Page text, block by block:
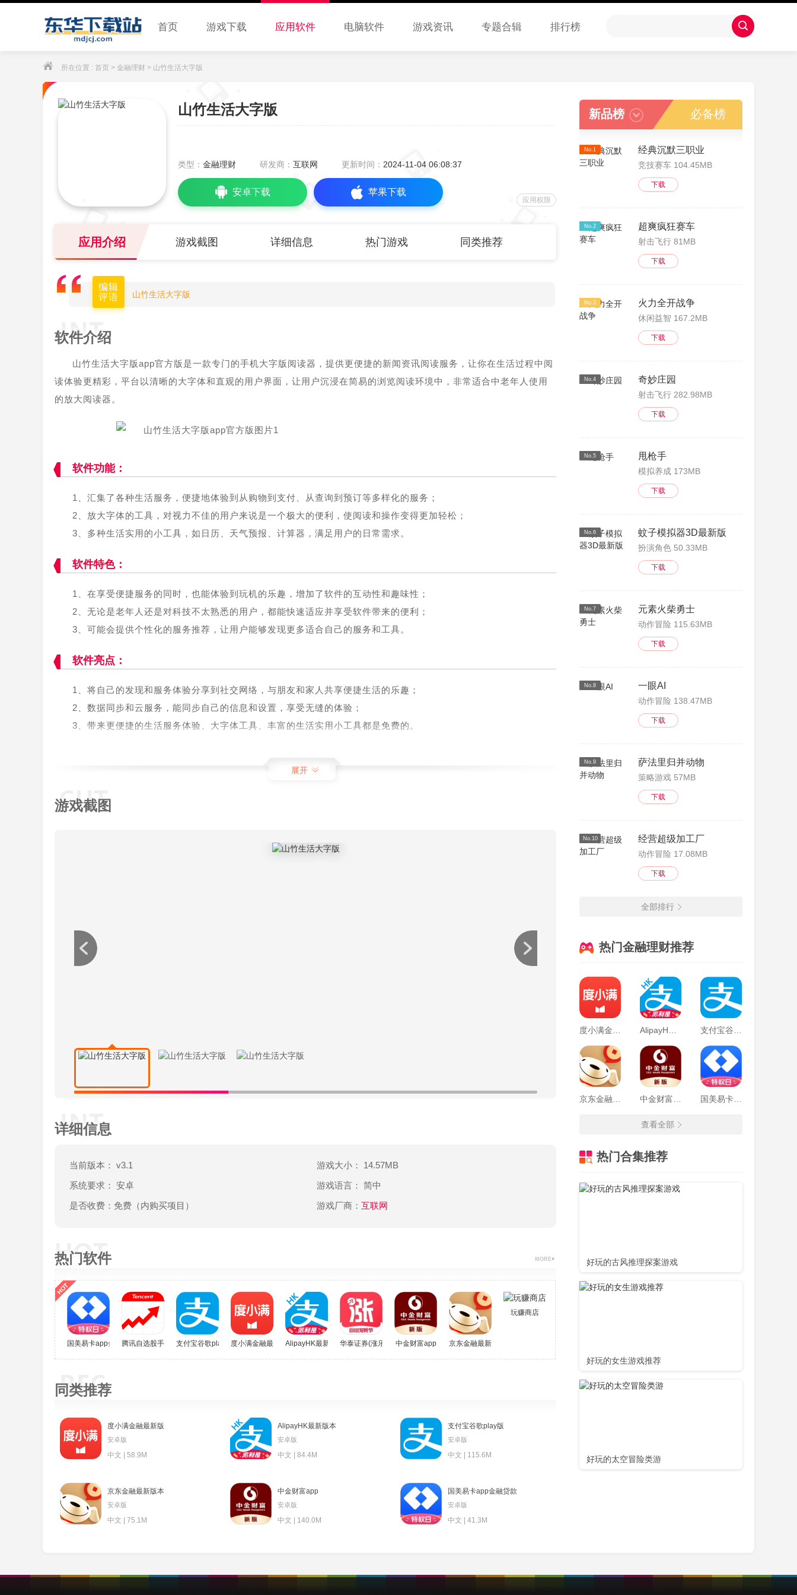
首页 游戏下载 应用软件 电脑软件 游戏资讯 专题合辑 排行榜
所在位置 : 首页 > 金融理财 > 山竹生活大字版
山竹生活大字版
类型： 金融理财 研发商： 互联网 更新时间： 2024-11-04 06:08:37
安卓下载 苹果下载
应用权限
应用介绍 游戏截图 详细信息 热门游戏 同类推荐
编辑
评语
山竹生活大字版
软件介绍
山竹生活大字版app官方版是一款专门的手机大字版阅读器，提供更便捷的新闻资讯阅读服务，让你在生活过程中阅
读体验更精彩，平台以清晰的大字体和直观的用户界面，让用户沉浸在简易的浏览阅读环境中，非常适合中老年人使用
的放大阅读器。
软件功能：
1、汇集了各种生活服务，便捷地体验到从购物到支付、从查询到预订等多样化的服务；
2、放大字体的工具，对视力不佳的用户来说是一个极大的便利，使阅读和操作变得更加轻松；
3、多种生活实用的小工具，如日历、天气预报、计算器，满足用户的日常需求。
软件特色：
1、在享受便捷服务的同时，也能体验到玩机的乐趣，增加了软件的互动性和趣味性；
2、无论是老年人还是对科技不太熟悉的用户，都能快速适应并享受软件带来的便利；
3、可能会提供个性化的服务推荐，让用户能够发现更多适合自己的服务和工具。
软件亮点：
1、将自己的发现和服务体验分享到社交网络，与朋友和家人共享便捷生活的乐趣；
2、数据同步和云服务，能同步自己的信息和设置，享受无缝的体验；
3、带来更便捷的生活服务体验、大字体工具、丰富的生活实用小工具都是免费的。
2、有更多的最新资讯内容都能放大查看，让每一次浏览使用都很便利；
展开
游戏截图
详细信息
当前版本： v3.1
游戏大小： 14.57MB
系统要求： 安卓
游戏语言： 简中
是否收费：免费（内购买项目）
游戏厂商： 互联网
热门软件 MORE+
国美易卡app金融贷款腾讯自选股手机版支付宝谷歌play版度小满金融最新版AlipayHK最新版本华泰证券(涨乐财富通)中金财富app 京东金融最新版本
玩赚商店
同类推荐
度小满金融最新版
安卓版
中文 | 58.9M
AlipayHK最新版本
安卓版
中文 | 84.4M
支付宝谷歌play版
安卓版
中文 | 115.6M
京东金融最新版本
安卓版
中文 | 75.1M
中金财富app
安卓版
中文 | 140.0M
国美易卡app金融贷款
安卓版
中文 | 41.3M
新品榜 必备榜
No.1 经典沉默三职业
竞技赛车 104.45MB
下载
No.2 超爽疯狂赛车
射击飞行 81MB
下载
No.3 火力全开战争
休闲益智 167.2MB
下载
No.4 奇妙庄园
射击飞行 282.98MB
下载
No.5 甩枪手
模拟养成 173MB
下载
No.6 蚊子模拟器3D最新版
扮演角色 50.33MB
下载
No.7 元素火柴勇士
动作冒险 115.63MB
下载
No.8 一眼AI
动作冒险 138.47MB
下载
No.9 萨法里归并动物
策略游戏 57MB
下载
No.10 经营超级加工厂
动作冒险 17.08MB
下载
全部排行
热门金融理财推荐
查看全部
热门合集推荐
好玩的古风推理探案游戏
好玩的女生游戏推荐
好玩的太空冒险类游